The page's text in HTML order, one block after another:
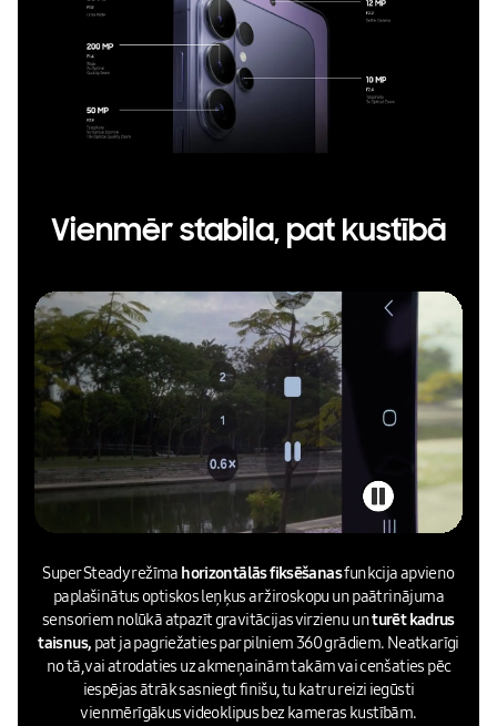
Vienmēr stabila, pat kustībā
Super Steady režīmahorizontālās fiksēšanasfunkcija apvieno
paplašinātus optiskos leņķus ar žiroskopu un paātrinājuma
sensoriem nolūkā atpazīt gravitācijas virzienu unturēt kadrus
taisnus,pat ja pagriežaties par pilniem 360 grādiem. Neatkarīgi
no tā, vai atrodaties uz akmeņainām takām vai cenšaties pēc
iespējas ātrāk sasniegt finišu, tu katru reizi iegūsti
vienmērīgākus videoklipus bez kameras kustībām.